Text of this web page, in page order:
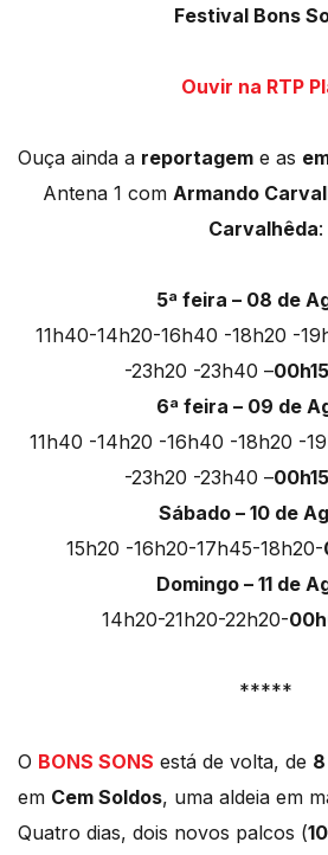
Festival Bons
Ouvir na RTP
Ouça ainda a reportagem e as
Antena 1 com Armando
Carvalhêda:
5ª feira – 08 de
11h40-14h20-16h40 -18h20 -
-23h20 -23h40 –
6ª feira – 09 de
11h40 -14h20 -16h40 -18h20 -
-23h20 -23h40 –
Sábado – 10 de
15h20 -16h20-17h45-18h20-
Domingo – 11 de
14h20-21h20-22h20-
*****
O BONS SONS está de volta, de
em Cem Soldos, uma aldeia em
Quatro dias, dois novos palcos (